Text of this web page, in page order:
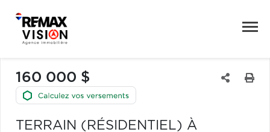
160 000 $
TERRAIN (RÉSIDENTIEL) À